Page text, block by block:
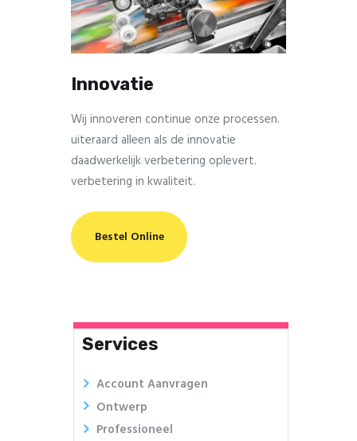
Innovatie
Wij innoveren continue onze processen.
uiteraard alleen als de innovatie
daadwerkelijk verbetering oplevert.
verbetering in kwaliteit.
Bestel Online
Services
Account Aanvragen
Ontwerp
Professioneel